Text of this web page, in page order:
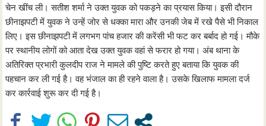
चेन खींच ली। सतीश शर्मा ने उक्त युवक को पकड़ने का प्रयास किया। इसी दौरान
छीनाझपटी में युवक ने उन्हें जोर से धक्का मारा और उनकी जेब में रखे पैसे भी निकाल
लिए। इस छीनाझपटी में लगभग पांच हजार की करेंसी भी फट कर बर्बाद हो गई। मौके
पर स्थानीय लोगों को आता देख उक्त युवक वहां से फरार हो गया। अंब थाना के
अतिरिक्त प्रभारी कुलदीप राज ने मामले की पुष्टि करते हुए बताया कि युवक की
पहचान कर ली गई है। वह भंजाल का ही रहने वाला है। उसके खिलाफ मामला दर्ज
कर कार्रवाई शुरू कर दी गई है।